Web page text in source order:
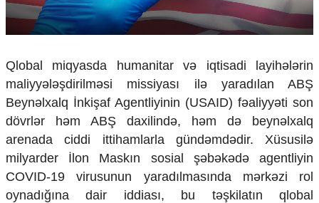
Siyasi
Geosiyasi
Sosioloji
Araşdırma
Multimedia
Foto
Video
İnfoqrafika
Podcast
Qlobal miqyasda humanitar və iqtisadi layihələrin
maliyyələşdirilməsi missiyası ilə yaradılan ABŞ
Beynəlxalq İnkişaf Agentliyinin (USAID) fəaliyyəti son
dövrlər həm ABŞ daxilində, həm də beynəlxalq
arenada ciddi ittihamlarla gündəmdədir. Xüsusilə
milyarder İlon Maskın sosial şəbəkədə agentliyin
COVID-19 virusunun yaradılmasında mərkəzi rol
oynadığına dair iddiası, bu təşkilatın qlobal